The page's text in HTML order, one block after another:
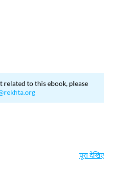
related to this ebook, please
पूरा देखिए